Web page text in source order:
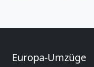
Europa-Umzüge